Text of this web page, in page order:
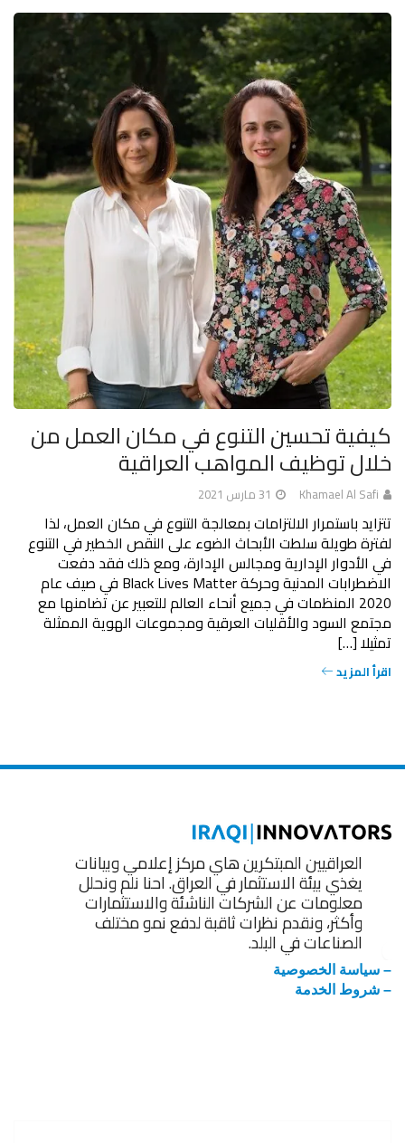
كيفية تحسين التنوع في مكان العمل من
خلال توظيف المواهب العراقية
Khamael Al Safi 31 مارس 2021
تتزايد باستمرار الالتزامات بمعالجة التنوع في مكان العمل، لذا
لفترة طويلة سلطت الأبحاث الضوء على النقص الخطير في التنوع
في الأدوار الإدارية ومجالس الإدارة، ومع ذلك فقد دفعت
الاضطرابات المدنية وحركة Black Lives Matter في صيف عام
2020 المنظمات في جميع أنحاء العالم للتعبير عن تضامنها مع
مجتمع السود والأقليات العرقية ومجموعات الهوية الممثلة
تمثيلا […]
اقرأ المزيد
العراقيين المبتكرين هاي مركز إعلامي وبيانات
يغذي بيئة الاستثمار في العراق. احنا نلم ونحلل
معلومات عن الشركات الناشئة والاستثمارات
وأكثر، ونقدم نظرات ثاقبة لدفع نمو مختلف
الصناعات في البلد.
– سياسة الخصوصية
– شروط الخدمة